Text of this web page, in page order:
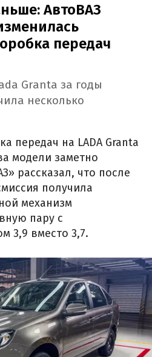
АвтоВАЗ
передач
Granta за годы
несколько
передач на LADA Granta
модели заметно
рассказал, что после
получила
механизм
пару с
3,9 вместо 3,7.